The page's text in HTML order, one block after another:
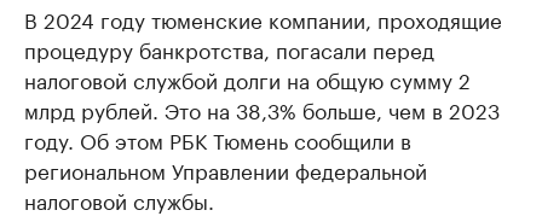
В 2024 году тюменские компании, проходящие
процедуру банкротства, погасали перед
налоговой службой долги на общую сумму 2
млрд рублей. Это на 38,3% больше, чем в 2023
году. Об этом РБК Тюмень сообщили в
региональном Управлении федеральной
налоговой службы.